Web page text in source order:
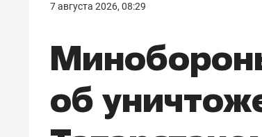
7 августа 2026, 08:29
об